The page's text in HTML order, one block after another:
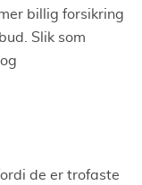
billig forsikring
Slik som
og
de er trofaste